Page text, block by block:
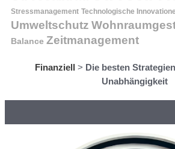
Stressmanagement Technologische
Umweltschutz
Balance Zeitmanagement
Finanziell > Die besten
Unabhängigkeit